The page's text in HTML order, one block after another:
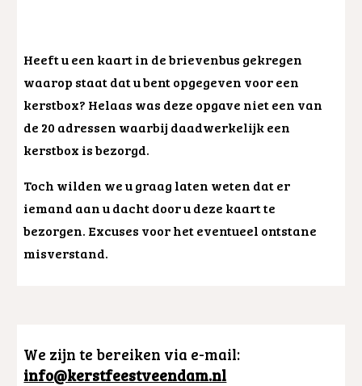
Heeft u een kaart in de brievenbus gekregen
waarop staat dat u bent opgegeven voor een
kerstbox? Helaas was deze opgave niet een van
de 20 adressen waarbij daadwerkelijk een
kerstbox is bezorgd.
Toch wilden we u graag laten weten dat er
iemand aan u dacht door u deze kaart te
bezorgen. Excuses voor het eventueel ontstane
misverstand.
We zijn te bereiken via e-mail:
info@kerstfeestveendam.nl